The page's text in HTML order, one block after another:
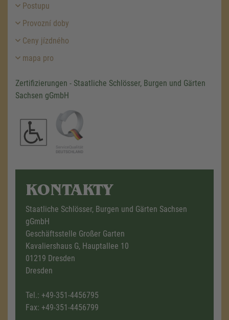
Postupu
Provozní doby
Ceny jízdného
mapa pro
Zertifizierungen - Staatliche Schlösser, Burgen und Gärten
Sachsen gGmbH
KONTAKTY
Staatliche Schlösser, Burgen und Gärten Sachsen
gGmbH
Geschäftsstelle Großer Garten
Kavaliershaus G, Hauptallee 10
01219 Dresden
Dresden
Tel.: +49-351-4456795
Fax: +49-351-4456799